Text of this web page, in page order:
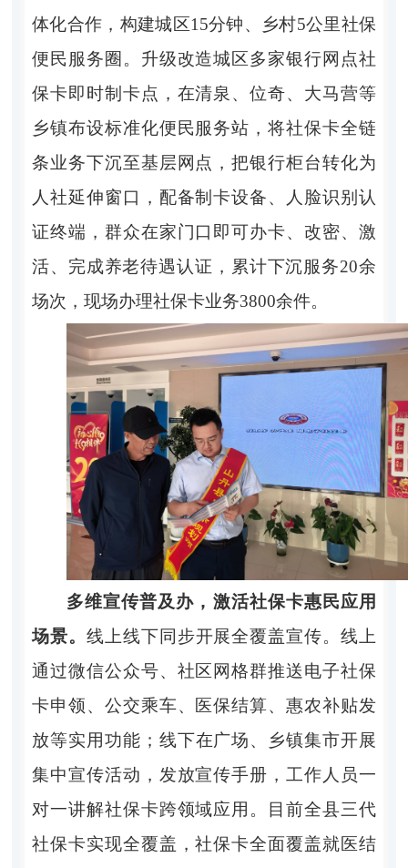
体化合作，构建城区15分钟、乡村5公里社保
便民服务圈。升级改造城区多家银行网点社
保卡即时制卡点，在清泉、位奇、大马营等
乡镇布设标准化便民服务站，将社保卡全链
条业务下沉至基层网点，把银行柜台转化为
人社延伸窗口，配备制卡设备、人脸识别认
证终端，群众在家门口即可办卡、改密、激
活、完成养老待遇认证，累计下沉服务20余
场次，现场办理社保卡业务3800余件。
多维宣传普及办，激活社保卡惠民应用
场景。 线上线下同步开展全覆盖宣传。线上
通过微信公众号、社区网格群推送电子社保
卡申领、公交乘车、医保结算、惠农补贴发
放等实用功能；线下在广场、乡镇集市开展
集中宣传活动，发放宣传手册，工作人员一
对一讲解社保卡跨领域应用。目前全县三代
社保卡实现全覆盖，社保卡全面覆盖就医结